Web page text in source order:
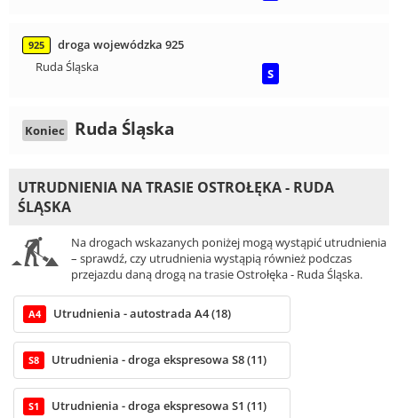
925
droga wojewódzka 925
Ruda Śląska
S
Koniec Ruda Śląska
UTRUDNIENIA NA TRASIE OSTROŁĘKA - RUDA
ŚLĄSKA
Na drogach wskazanych poniżej mogą wystąpić utrudnienia
– sprawdź, czy utrudnienia wystąpią również podczas
przejazdu daną drogą na trasie Ostrołęka - Ruda Śląska.
A4 Utrudnienia - autostrada A4 (18)
S8 Utrudnienia - droga ekspresowa S8 (11)
S1 Utrudnienia - droga ekspresowa S1 (11)